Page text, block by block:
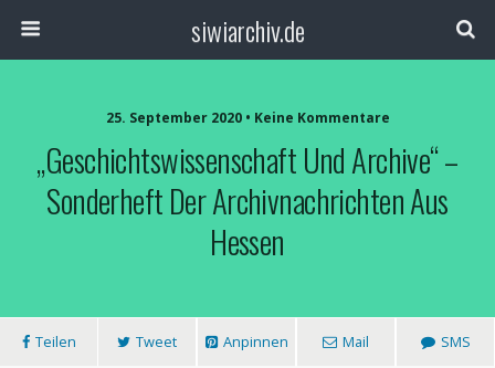
siwiarchiv.de
25. September 2020 • Keine Kommentare
„Geschichtswissenschaft Und Archive“ –
Sonderheft Der Archivnachrichten Aus
Hessen
Teilen Tweet Anpinnen Mail SMS